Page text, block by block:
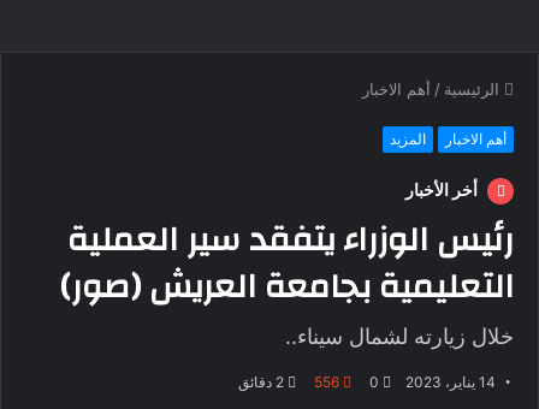
الرئيسية / أهم الاخبار
أهم الاخبار المزيد
أخر الأخبار
رئيس الوزراء يتفقد سير العملية
التعليمية بجامعة العريش (صور)
خلال زيارته لشمال سيناء..
14 يناير، 2023 0
556